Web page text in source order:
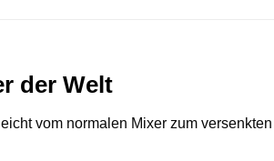
der Welt
vom normalen Mixer zum